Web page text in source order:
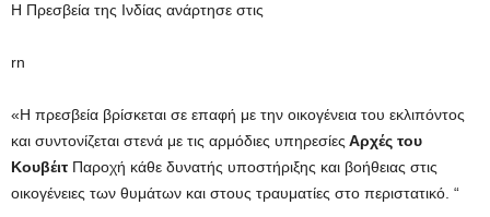
Η Πρεσβεία της Ινδίας ανάρτησε στις
rn
«Η πρεσβεία βρίσκεται σε επαφή με την οικογένεια του εκλιπόντος
και συντονίζεται στενά με τις αρμόδιες υπηρεσίες Αρχές του
Κουβέιτ Παροχή κάθε δυνατής υποστήριξης και βοήθειας στις
οικογένειες των θυμάτων και στους τραυματίες στο περιστατικό. “